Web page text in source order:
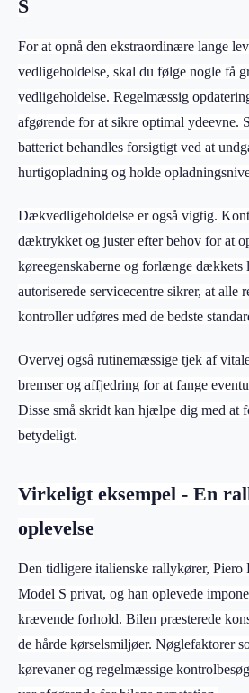
S
For at opnå den ekstraordinære lange
vedligeholdelse, skal du følge nogle få
vedligeholdelse. Regelmæssig
afgørende for at sikre optimal ydeevne.
batteriet behandles forsigtigt ved at
hurtigopladning og holde
Dækvedligeholdelse er også vigtig.
dæktrykket og juster efter behov for at
køreegenskaberne og forlænge dækkets
autoriserede servicecentre sikrer, at alle
kontroller udføres med de bedste
Overvej også rutinemæssige tjek af
bremser og affjedring for at fange
Disse små skridt kan hjælpe dig med at
betydeligt.
Virkeligt eksempel - En
oplevelse
Den tidligere italienske rallykører, Piero
Model S privat, og han oplevede
krævende forhold. Bilen præsterede
de hårde kørselsmiljøer. Nøglefaktorer
kørevaner og regelmæssige